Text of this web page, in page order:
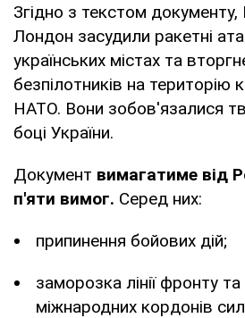
Згідно з текстом
Лондон засудили ракетні
українських містах та
безпілотників на територію
НАТО. Вони зобов'язалися
боці України.
Документ вимагатиме від
п'яти вимог. Серед них:
припинення бойових дій;
заморозка лінії фронту
міжнародних кордонів